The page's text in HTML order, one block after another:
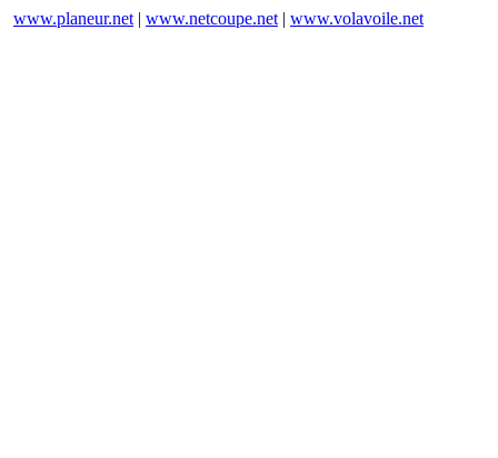
www.planeur.net | www.netcoupe.net | www.volavoile.net